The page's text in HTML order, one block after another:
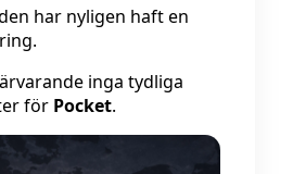
har nyligen haft en
inga tydliga
för Pocket.